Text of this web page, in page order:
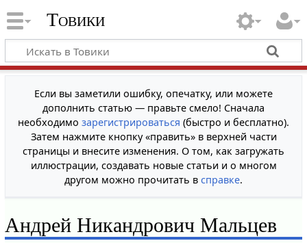
Товики
Если вы заметили ошибку, опечатку, или можете
дополнить статью — правьте смело! Сначала
необходимо зарегистрироваться (быстро и бесплатно).
Затем нажмите кнопку «править» в верхней части
страницы и внесите изменения. О том, как загружать
иллюстрации, создавать новые статьи и о многом
другом можно прочитать в справке.
Андрей Никандрович Мальцев